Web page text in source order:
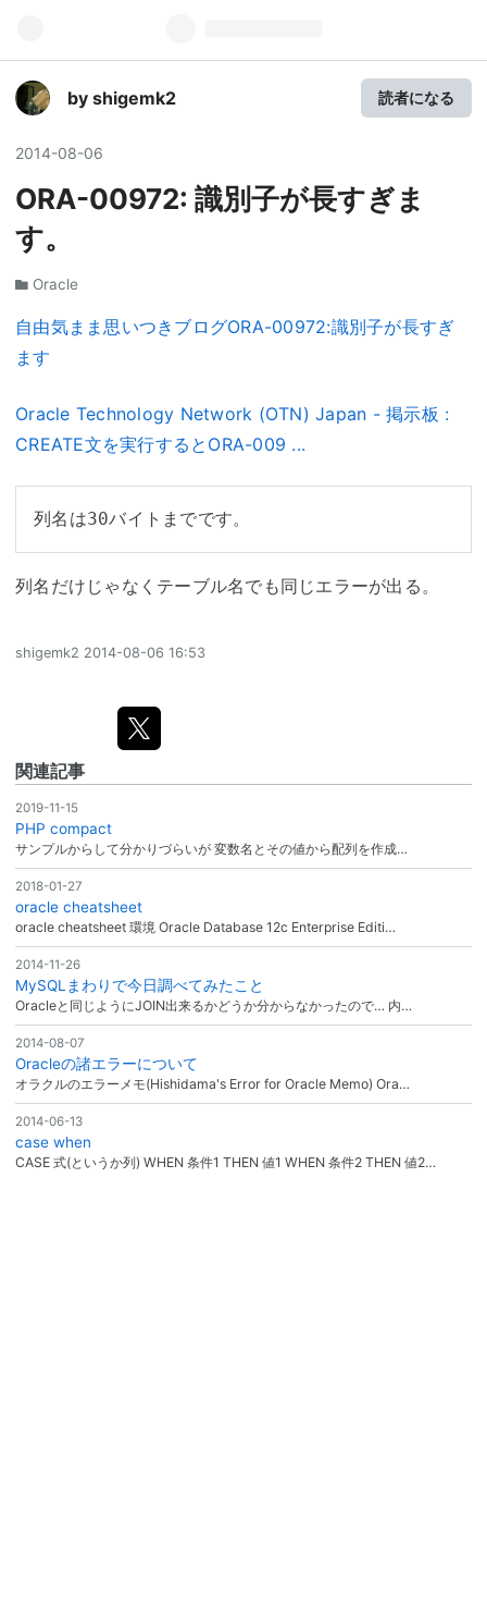
by shigemk2 読者になる
2014-08-06
ORA-00972: 識別子が長すぎま
す。
Oracle
自由気まま思いつきブログORA-00972:識別子が長すぎ
ます
Oracle Technology Network (OTN) Japan - 掲示板 :
CREATE文を実行するとORA-009 ...
列名は30バイトまでです。
列名だけじゃなくテーブル名でも同じエラーが出る。
shigemk2 2014-08-06 16:53
関連記事
2019-11-15
PHP compact
サンプルからして分かりづらいが 変数名とその値から配列を作成…
2018-01-27
oracle cheatsheet
oracle cheatsheet 環境 Oracle Database 12c Enterprise Editi…
2014-11-26
MySQLまわりで今日調べてみたこと
Oracleと同じようにJOIN出来るかどうか分からなかったので… 内…
2014-08-07
Oracleの諸エラーについて
オラクルのエラーメモ(Hishidama's Error for Oracle Memo) Ora…
2014-06-13
case when
CASE 式(というか列) WHEN 条件1 THEN 値1 WHEN 条件2 THEN 値2…